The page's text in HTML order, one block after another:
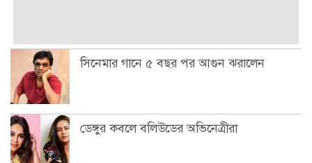
সিনেমার গানে ৫ বছর পর আগুন ঝরালেন
ডেঙ্গুর কবলে বলিউডের অভিনেত্রীরা